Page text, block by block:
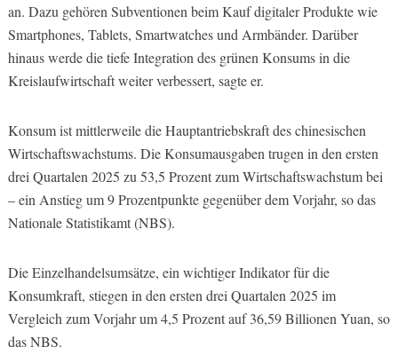
an. Dazu gehören Subventionen beim Kauf digitaler Produkte wie
Smartphones, Tablets, Smartwatches und Armbänder. Darüber
hinaus werde die tiefe Integration des grünen Konsums in die
Kreislaufwirtschaft weiter verbessert, sagte er.
Konsum ist mittlerweile die Hauptantriebskraft des chinesischen
Wirtschaftswachstums. Die Konsumausgaben trugen in den ersten
drei Quartalen 2025 zu 53,5 Prozent zum Wirtschaftswachstum bei
– ein Anstieg um 9 Prozentpunkte gegenüber dem Vorjahr, so das
Nationale Statistikamt (NBS).
Die Einzelhandelsumsätze, ein wichtiger Indikator für die
Konsumkraft, stiegen in den ersten drei Quartalen 2025 im
Vergleich zum Vorjahr um 4,5 Prozent auf 36,59 Billionen Yuan, so
das NBS.